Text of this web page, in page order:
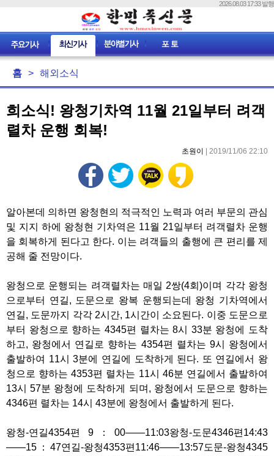
2026.08.03 17:33 발행
홈 > 해외소식
희소식! 왕청기차역 11월 21일부터 려객
렬차 운행 회복!
초원이 | 2019/11/06 22:10
알아본데 의하면 왕청현의 적극적인 노력과 여러 부문의 관심
및 지지 하에 왕청현 기차역은 11월 21일부터 려객렬차 운행
을 회복하게 된다고 한다. 이는 려객들의 출행에 큰 편리를 제
공해 줄 전망이다.
왕청으로 운행되는 려객렬차는 매일 2쌍(4회)이며 각각 왕청
으로부터 연길, 도문으로 왕복 운행되는데 왕청 기차역에서
연길, 도문까지 각각 2시간, 1시간이 소요된다. 이중 도문으로
부터 왕청으로 향하는 4345편 렬차는 8시 33분 왕청에 도착
하고, 왕청에서 연길로 향하는 4354편 렬차는 9시 왕청에서
출발하여 11시 3분에 연길에 도착하게 된다. 또 연길에서 왕
청으로 향하는 4353편 렬차는 11시 46분 연길에서 출발하여
13시 57분 왕청에 도착하게 되며, 왕청에서 도문으로 향하는
4346편 렬차는 14시 43분에 왕청에서 출발하게 된다.
왕청-연길4354편 9：00——11:03왕청-도문4346편14:43
——15：47연길-왕청4353편11:46——13:57도문-왕청4345